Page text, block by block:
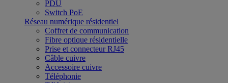
PDU
Switch PoE
Réseau numérique résidentiel
Coffret de communication
Fibre optique résidentielle
Prise et connecteur RJ45
Câble cuivre
Accessoire cuivre
Téléphonie